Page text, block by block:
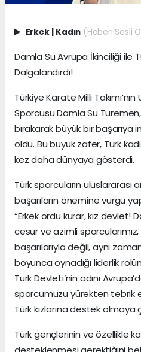
Erkek | Kadın (Haberi Sesli
Damla Su Avrupa İkinciliği ile
Dalgalandırdı!
Türkiye Karate Milli Takımı’nın
Sporcusu Damla Su
bırakarak büyük bir başarıya
oldu. Bu büyük zafer, Türk
kez daha dünyaya gösterdi.
Türk sporcuların
başarıların önemine vurgu
“Erkek ordu kurar, kız devlet!
cesur ve azimli
başarılarıyla değil, aynı
boyunca oynadığı liderlik
Türk Devleti’nin adını
sporcumuzu yürekten tebrik
Türk kızlarına destek olmaya
Türk gençlerinin ve özellikle